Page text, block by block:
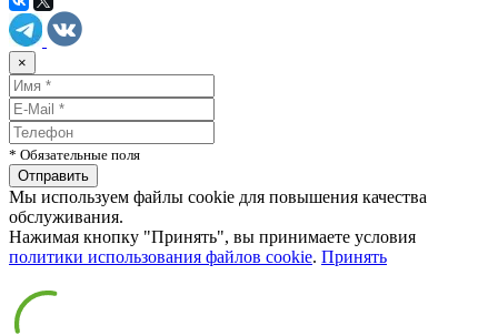
×
* Обязательные поля
Мы используем файлы cookie для повышения качества
обслуживания.
Нажимая кнопку "Принять", вы принимаете условия
политики использования файлов cookie. Принять